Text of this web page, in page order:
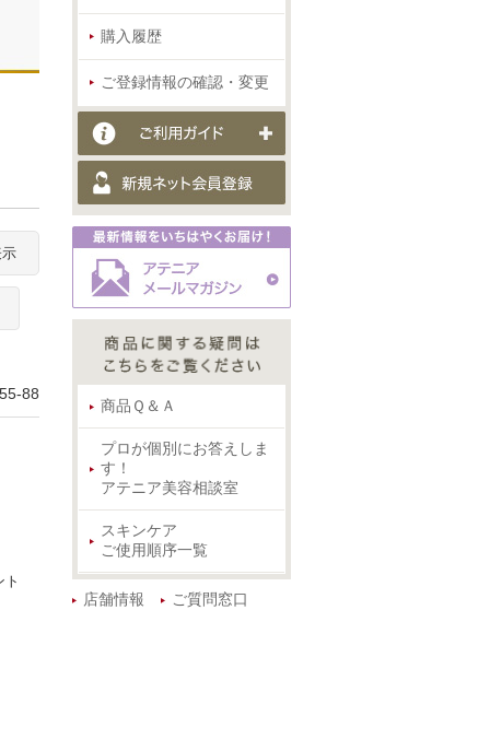
88
購入履歴
ご登録情報の確認・変更
商品Ｑ＆Ａ
プロが個別にお答えしま
す！
アテニア美容相談室
スキンケア
ご使用順序一覧
店舗情報 ご質問窓口